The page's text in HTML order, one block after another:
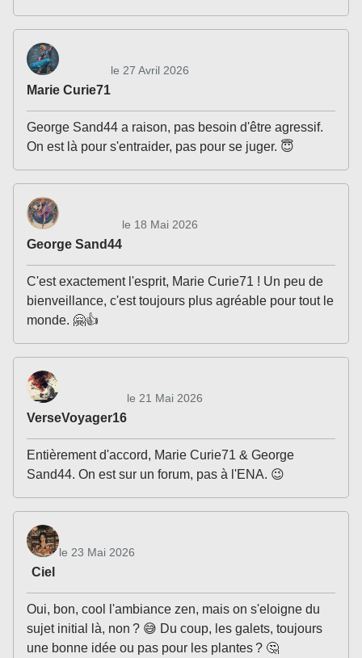
Marie Curie71
le 27 Avril 2026
George Sand44 a raison, pas besoin d'être agressif.
On est là pour s'entraider, pas pour se juger. 😇
George Sand44
le 18 Mai 2026
C'est exactement l'esprit, Marie Curie71 ! Un peu de
bienveillance, c'est toujours plus agréable pour tout le
monde. 🤗👍
VerseVoyager16
le 21 Mai 2026
Entièrement d'accord, Marie Curie71 & George
Sand44. On est sur un forum, pas à l'ENA. 😉
Ciel
le 23 Mai 2026
Oui, bon, cool l'ambiance zen, mais on s'eloigne du
sujet initial là, non ? 😅 Du coup, les galets, toujours
une bonne idée ou pas pour les plantes ? 🤔